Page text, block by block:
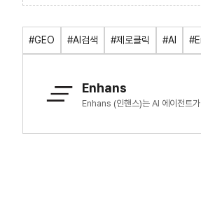
#GEO #AI검색 #제로클릭 #AI
Enhans
Enhans (인핸스)는 AI 에이전트